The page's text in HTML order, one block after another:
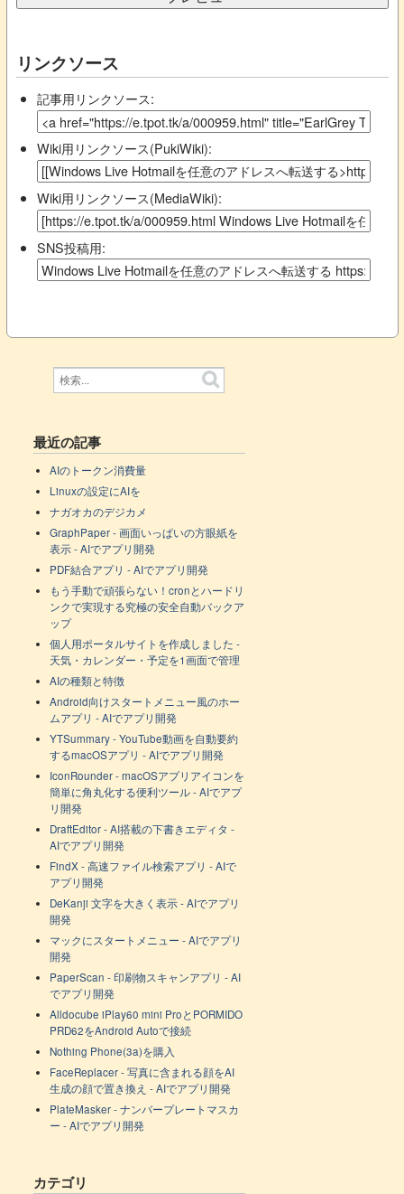
リンクソース
記事用リンクソース:
Wiki用リンクソース(PukiWiki):
Wiki用リンクソース(MediaWiki):
SNS投稿用:
最近の記事
AIのトークン消費量
Linuxの設定にAIを
ナガオカのデジカメ
GraphPaper - 画面いっぱいの方眼紙を
表示 - AIでアプリ開発
PDF結合アプリ - AIでアプリ開発
もう手動で頑張らない！cronとハードリ
ンクで実現する究極の安全自動バックア
ップ
個人用ポータルサイトを作成しました -
天気・カレンダー・予定を1画面で管理
AIの種類と特徴
Android向けスタートメニュー風のホー
ムアプリ - AIでアプリ開発
YTSummary - YouTube動画を自動要約
するmacOSアプリ - AIでアプリ開発
IconRounder - macOSアプリアイコンを
簡単に角丸化する便利ツール - AIでアプ
リ開発
DraftEditor - AI搭載の下書きエディタ -
AIでアプリ開発
FindX - 高速ファイル検索アプリ - AIで
アプリ開発
DeKanji 文字を大きく表示 - AIでアプリ
開発
マックにスタートメニュー - AIでアプリ
開発
PaperScan - 印刷物スキャンアプリ - AI
でアプリ開発
Alldocube iPlay60 mini ProとPORMIDO
PRD62をAndroid Autoで接続
Nothing Phone(3a)を購入
FaceReplacer - 写真に含まれる顔をAI
生成の顔で置き換え - AIでアプリ開発
PlateMasker - ナンバープレートマスカ
ー - AIでアプリ開発
カテゴリ